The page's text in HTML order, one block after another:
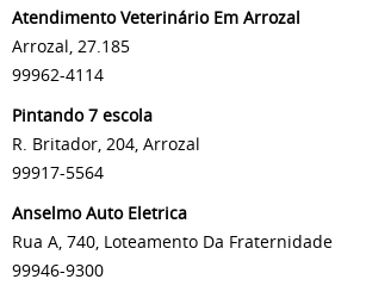
Atendimento Veterinário Em Arrozal
Arrozal, 27.185
99962-4114
Pintando 7 escola
R. Britador, 204, Arrozal
99917-5564
Anselmo Auto Eletrica
Rua A, 740, Loteamento Da Fraternidade
99946-9300